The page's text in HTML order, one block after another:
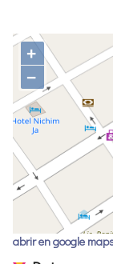
+
−
abrir en google